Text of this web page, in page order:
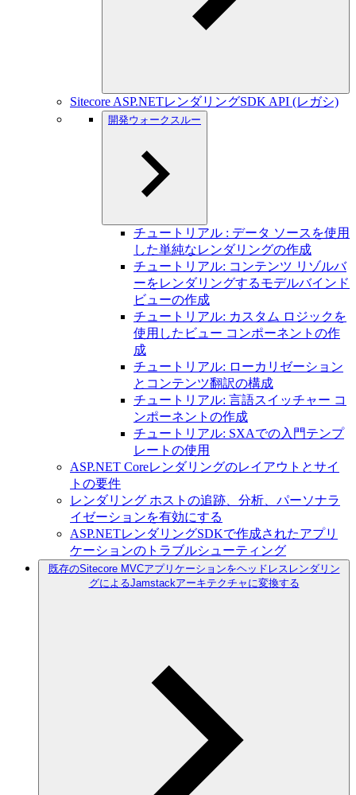
Sitecore ASP.NETレンダリングSDK API (レガシ)
開発ウォークスルー
チュートリアル : データ ソースを使用
した単純なレンダリングの作成
チュートリアル: コンテンツ リゾルバ
ーをレンダリングするモデルバインド
ビューの作成
チュートリアル: カスタム ロジックを
使用したビュー コンポーネントの作
成
チュートリアル: ローカリゼーション
とコンテンツ翻訳の構成
チュートリアル: 言語スイッチャー コ
ンポーネントの作成
チュートリアル: SXAでの入門テンプ
レートの使用
ASP.NET Coreレンダリングのレイアウトとサイ
トの要件
レンダリング ホストの追跡、分析、パーソナラ
イゼーションを有効にする
ASP.NETレンダリングSDKで作成されたアプリ
ケーションのトラブルシューティング
既存のSitecore MVCアプリケーションをヘッドレスレンダリン
グによるJamstackアーキテクチャに変換する